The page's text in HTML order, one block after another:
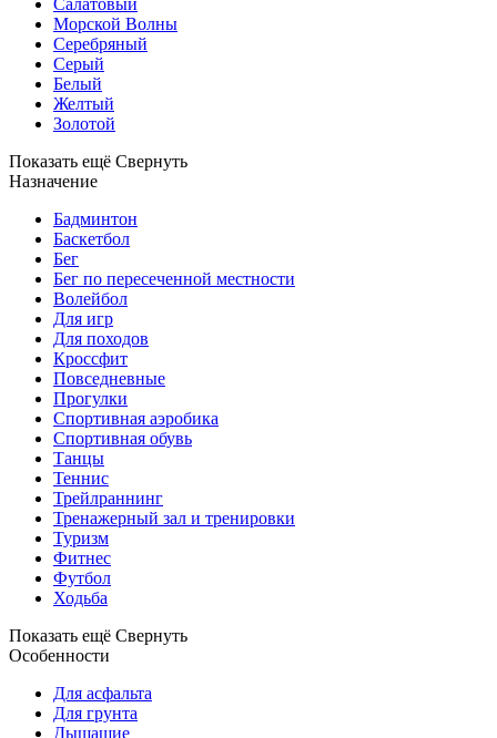
Морской Волны
Серебряный
Серый
Белый
Желтый
Золотой
Показать ещё Свернуть
Назначение
Бадминтон
Баскетбол
Бег
Бег по пересеченной местности
Волейбол
Для игр
Для походов
Кроссфит
Повседневные
Прогулки
Спортивная аэробика
Спортивная обувь
Танцы
Теннис
Трейлраннинг
Тренажерный зал и тренировки
Туризм
Фитнес
Футбол
Ходьба
Показать ещё Свернуть
Особенности
Для асфальта
Для грунта
Дышащие